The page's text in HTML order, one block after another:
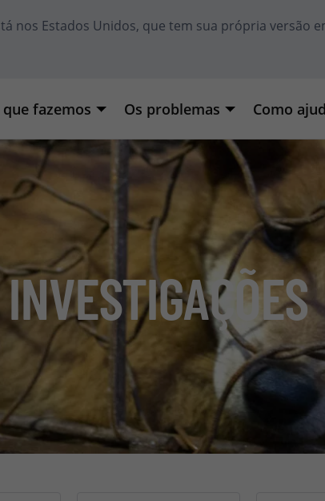
nos Estados Unidos, que tem sua própria versão
que fazemos Os problemas Como
INVESTIGAÇÕES